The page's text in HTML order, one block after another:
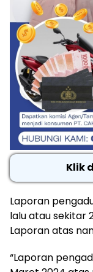
Klik
Laporan
lalu atau sekitar
Laporan atas
“Laporan